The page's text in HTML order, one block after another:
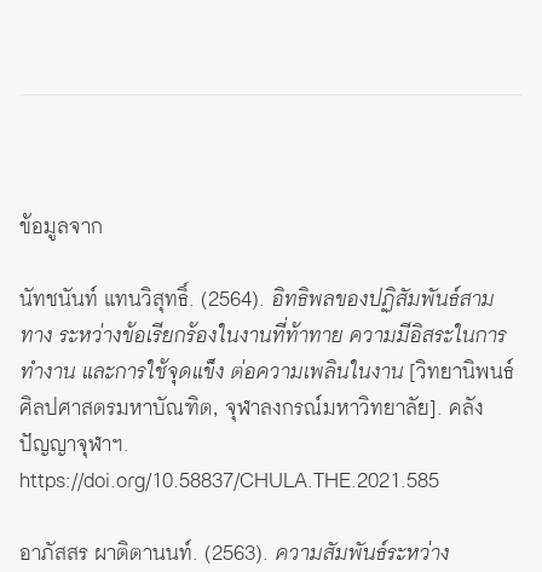
ข้อมูลจาก
นัทชนันท์ แทนวิสุทธิ์. (2564). อิทธิพลของปฏิสัมพันธ์สาม
ทาง ระหว่างข้อเรียกร้องในงานที่ท้าทาย ความมีอิสระในการ
ทำงาน และการใช้จุดแข็ง ต่อความเพลินในงาน [วิทยานิพนธ์
ศิลปศาสตรมหาบัณฑิต, จุฬาลงกรณ์มหาวิทยาลัย]. คลัง
ปัญญาจุฬาฯ.
https://doi.org/10.58837/CHULA.THE.2021.585
อาภัสสร ผาติตานนท์. (2563). ความสัมพันธ์ระหว่าง